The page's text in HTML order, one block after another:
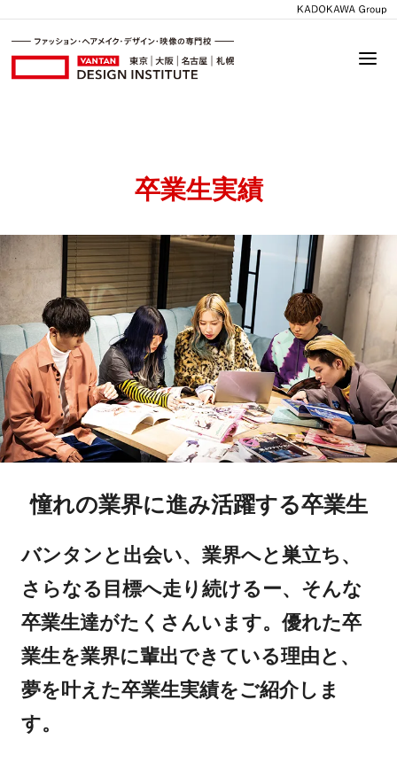
卒業生実績
憧れの業界に進み活躍する卒業生
バンタンと出会い、業界へと巣立ち、
さらなる目標へ走り続けるー、そんな
卒業生達がたくさんいます。優れた卒
業生を業界に輩出できている理由と、
夢を叶えた卒業生実績をご紹介しま
す。